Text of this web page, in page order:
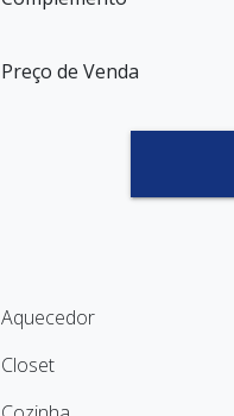
Preço de Venda
Aquecedor
Closet